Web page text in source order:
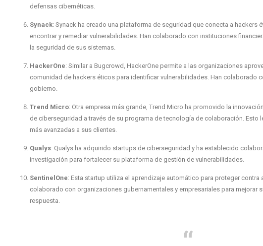
defensas cibernéticas.
Synack: Synack ha creado una plataforma de seguridad que conecta a hackers
encontrar y remediar vulnerabilidades. Han colaborado con instituciones
la seguridad de sus sistemas.
HackerOne: Similar a Bugcrowd, HackerOne permite a las organizaciones
comunidad de hackers éticos para identificar vulnerabilidades. Han colaborado
gobierno.
Trend Micro: Otra empresa más grande, Trend Micro ha promovido la
de ciberseguridad a través de su programa de tecnología de colaboración. Esto
más avanzadas a sus clientes.
Qualys: Qualys ha adquirido startups de ciberseguridad y ha establecido
investigación para fortalecer su plataforma de gestión de vulnerabilidades.
SentinelOne: Esta startup utiliza el aprendizaje automático para proteger contra
colaborado con organizaciones gubernamentales y empresariales para mejorar
respuesta.